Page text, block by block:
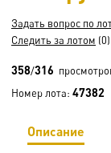
Задать вопрос по
Следить за лотом (0)
358/316
Номер лота: 47382
Описание